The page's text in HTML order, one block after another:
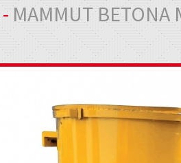
-MAMMUT BETONA